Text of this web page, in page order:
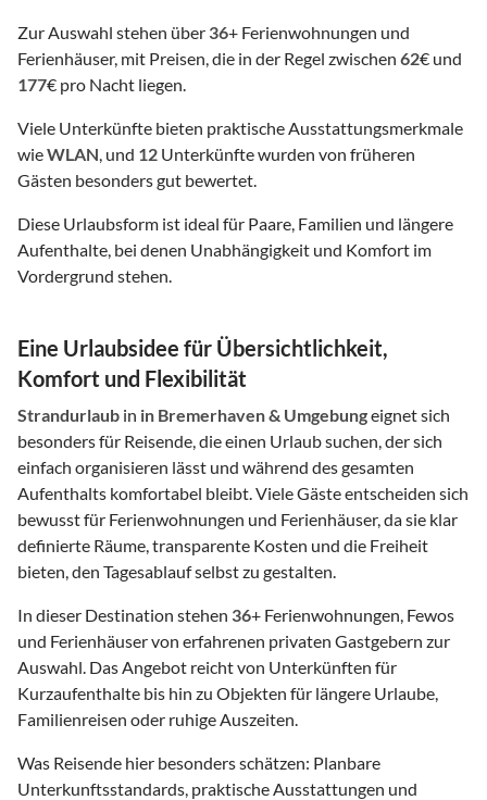
Zur Auswahl stehen über 36+ Ferienwohnungen und
Ferienhäuser, mit Preisen, die in der Regel zwischen 62€ und
177€ pro Nacht liegen.
Viele Unterkünfte bieten praktische Ausstattungsmerkmale
wieWLAN , und 12 Unterkünfte wurden von früheren
Gästen besonders gut bewertet.
Diese Urlaubsform ist ideal für Paare, Familien und längere
Aufenthalte, bei denen Unabhängigkeit und Komfort im
Vordergrund stehen.
Eine Urlaubsidee für Übersichtlichkeit,
Komfort und Flexibilität
Strandurlaub in in Bremerhaven & Umgebungeignet sich
besonders für Reisende, die einen Urlaub suchen, der sich
einfach organisieren lässt und während des gesamten
Aufenthalts komfortabel bleibt. Viele Gäste entscheiden sich
bewusst für Ferienwohnungen und Ferienhäuser, da sie klar
definierte Räume, transparente Kosten und die Freiheit
bieten, den Tagesablauf selbst zu gestalten.
In dieser Destination stehen 36+ Ferienwohnungen, Fewos
und Ferienhäuser von erfahrenen privaten Gastgebern zur
Auswahl. Das Angebot reicht von Unterkünften für
Kurzaufenthalte bis hin zu Objekten für längere Urlaube,
Familienreisen oder ruhige Auszeiten.
Was Reisende hier besonders schätzen: Planbare
Unterkunftsstandards, praktische Ausstattungen und